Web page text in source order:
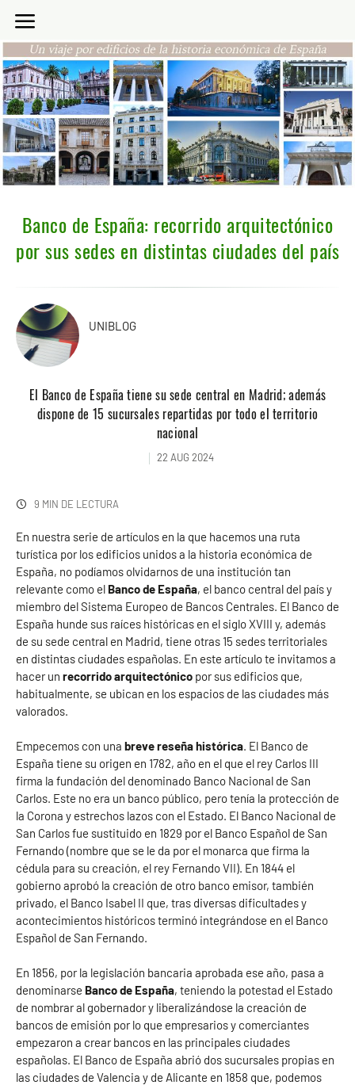
Banco de España: recorrido arquitectónico
por sus sedes en distintas ciudades del país
UNIBLOG
El Banco de España tiene su sede central en Madrid; además
dispone de 15 sucursales repartidas por todo el territorio
nacional
22 AUG 2024
9 MIN DE LECTURA
En nuestra serie de artículos en la que hacemos una ruta
turística por los edificios unidos a la historia económica de
España, no podíamos olvidarnos de una institución tan
relevante como el Banco de España, el banco central del país y
miembro del Sistema Europeo de Bancos Centrales. El Banco de
España hunde sus raíces históricas en el siglo XVIII y, además
de su sede central en Madrid, tiene otras 15 sedes territoriales
en distintas ciudades españolas. En este artículo te invitamos a
hacer un recorrido arquitectónico por sus edificios que,
habitualmente, se ubican en los espacios de las ciudades más
valorados.
Empecemos con una breve reseña histórica. El Banco de
España tiene su origen en 1782, año en el que el rey Carlos III
firma la fundación del denominado Banco Nacional de San
Carlos. Este no era un banco público, pero tenía la protección de
la Corona y estrechos lazos con el Estado. El Banco Nacional de
San Carlos fue sustituido en 1829 por el Banco Español de San
Fernando (nombre que se le da por el monarca que firma la
cédula para su creación, el rey Fernando VII). En 1844 el
gobierno aprobó la creación de otro banco emisor, también
privado, el Banco Isabel II que, tras diversas dificultades y
acontecimientos históricos terminó integrándose en el Banco
Español de San Fernando.
En 1856, por la legislación bancaria aprobada ese año, pasa a
denominarse Banco de España, teniendo la potestad el Estado
de nombrar al gobernador y liberalizándose la creación de
bancos de emisión por lo que empresarios y comerciantes
empezaron a crear bancos en las principales ciudades
españolas. El Banco de España abrió dos sucursales propias en
las ciudades de Valencia y de Alicante en 1858 que, podemos